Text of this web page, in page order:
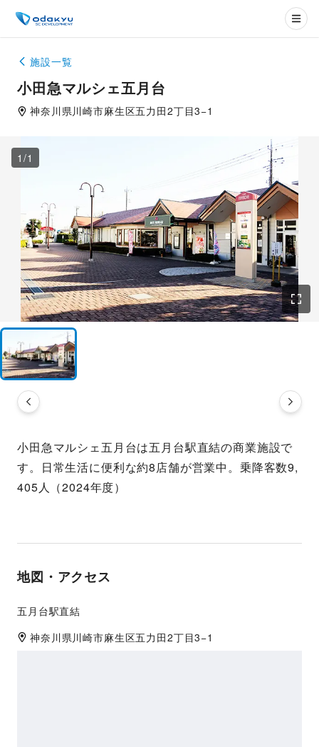
施設一覧
小田急マルシェ五月台
神奈川県川崎市麻生区五力田2丁目3−1
1 /1
小田急マルシェ五月台は五月台駅直結の商業施設で
す。日常生活に便利な約8店舗が営業中。乗降客数9,
405人（2024年度）
地図・アクセス
五月台駅直結
神奈川県 川崎市麻生区五力田2丁目3−1